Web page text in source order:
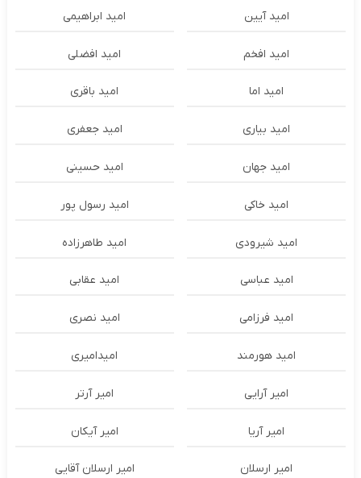
امید آیین امید ابراهیمی
امید افخم امید افضلی
امید اما امید باقری
امید بیاری امید جعفری
امید جهان امید حسینی
امید خاکی امید رسول پور
امید شیرودی امید طاهرزاده
امید عباسی امید عقابی
امید فرزامی امید نصری
امید هورمند امیدامیری
امیر آرایی امیر آرتر
امیر آریا امیر آیکان
امیر ارسلان امیر ارسلان آقایی